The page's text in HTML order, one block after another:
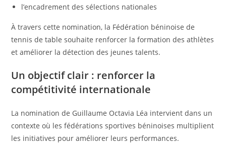
l’encadrement des sélections nationales
À travers cette nomination, la Fédération béninoise de
tennis de table souhaite renforcer la formation des athlètes
et améliorer la détection des jeunes talents.
Un objectif clair : renforcer la
compétitivité internationale
La nomination de Guillaume Octavia Léa intervient dans un
contexte où les fédérations sportives béninoises multiplient
les initiatives pour améliorer leurs performances.